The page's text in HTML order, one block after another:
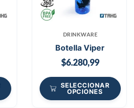
DRINKWARE
Botella Viper
$6.280,99
SELECCIONAR
OPCIONES